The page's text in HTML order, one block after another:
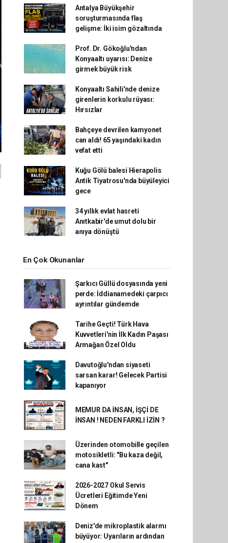
Antalya Büyükşehir
soruşturmasında flaş
gelişme: İki isim gözaltında
Prof. Dr. Gökoğlu'ndan
Konyaaltı uyarısı: Denize
girmek büyük risk
Konyaaltı Sahili'nde denize
girenlerin korkulu rüyası:
Hırsızlar
Bahçeye devrilen kamyonet
can aldı! 65 yaşındaki kadın
vefat etti
Kuğu Gölü balesi Hierapolis
Antik Tiyatrosu'nda büyüleyici
gece
34 yıllık evlat hasreti
Anıtkabir'de umut dolu bir
anıya dönüştü
En Çok Okunanlar
Şarkıcı Güllü dosyasında yeni
perde: İddianamedeki çarpıcı
ayrıntılar gündemde
Tarihe Geçti! Türk Hava
Kuvvetleri'nin İlk Kadın Paşası
Armağan Özel Oldu
Davutoğlu'ndan siyaseti
sarsan karar! Gelecek Partisi
kapanıyor
MEMUR DA İNSAN, İŞÇİ DE
İNSAN ! NEDEN FARKLI İZİN ?
Üzerinden otomobille geçilen
motosikletli: "Bu kaza değil,
cana kast"
2026-2027 Okul Servis
Ücretleri Eğitimde Yeni
Dönem
Deniz'de mikroplastik alarmı
büyüyor: Uyarıların ardından